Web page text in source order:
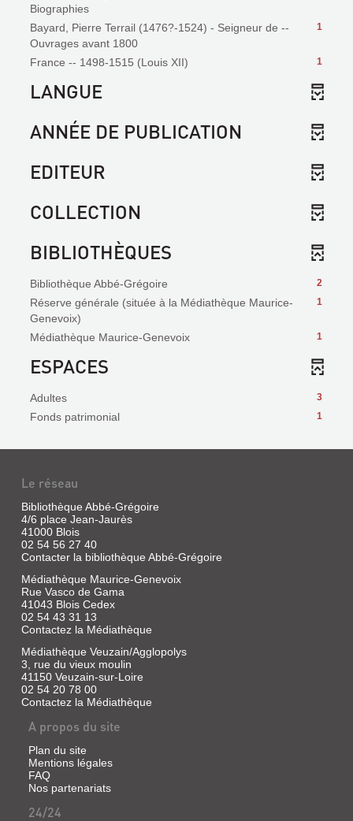
Biographies
1
Bayard, Pierre Terrail (1476?-1524) - Seigneur de --
Ouvrages avant 1800
1
France -- 1498-1515 (Louis XII)
LANGUE
ANNÉE DE PUBLICATION
EDITEUR
COLLECTION
BIBLIOTHÈQUES
2
Bibliothèque Abbé-Grégoire
1
Réserve générale (située à la Médiathèque Maurice-
Genevoix)
1
Médiathèque Maurice-Genevoix
ESPACES
3
Adultes
1
Fonds patrimonial
Le réseau
Bibliothèque Abbé-Grégoire
4/6 place Jean-Jaurès
41000 Blois
02 54 56 27 40
Contacter la bibliothèque Abbé-Grégoire
Médiathèque Maurice-Genevoix
Rue Vasco de Gama
41043 Blois Cedex
02 54 43 31 13
Contactez la Médiathèque
Médiathèque Veuzain/Agglopolys
3, rue du vieux moulin
41150 Veuzain-sur-Loire
02 54 20 78 00
Contactez la Médiathèque
A propos du site
Plan du site
Mentions légales
FAQ
Nos partenariats
24/24